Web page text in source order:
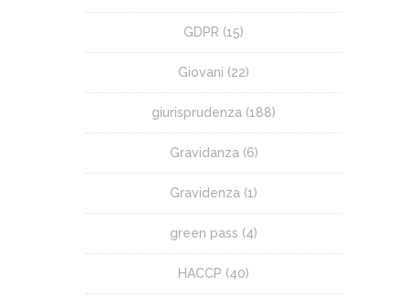
GDPR (15)
Giovani (22)
giurisprudenza (188)
Gravidanza (6)
Gravidenza (1)
green pass (4)
HACCP (40)